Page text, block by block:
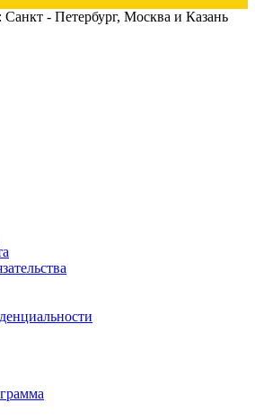
- Петербург, Москва и Казань